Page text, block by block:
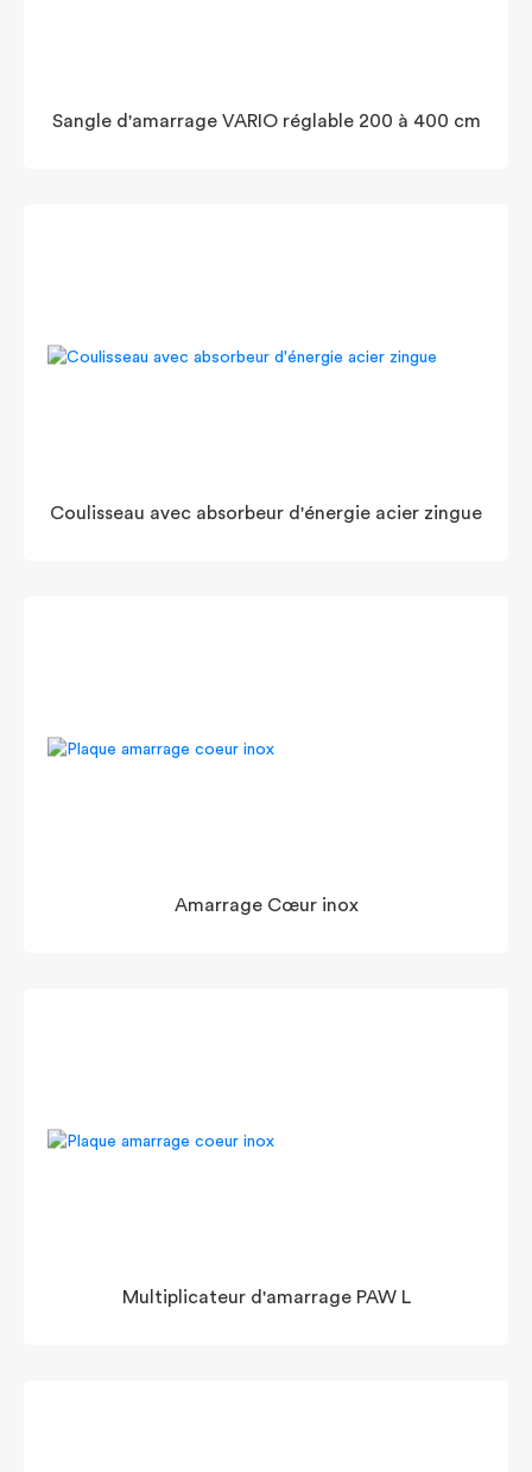
Sangle d'amarrage VARIO réglable 200 à 400 cm
Coulisseau avec absorbeur d'énergie acier zingue
Amarrage Cœur inox
Multiplicateur d'amarrage PAW L